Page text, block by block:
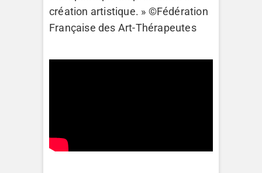
création artistique. » ©Fédération
Française des Art-Thérapeutes